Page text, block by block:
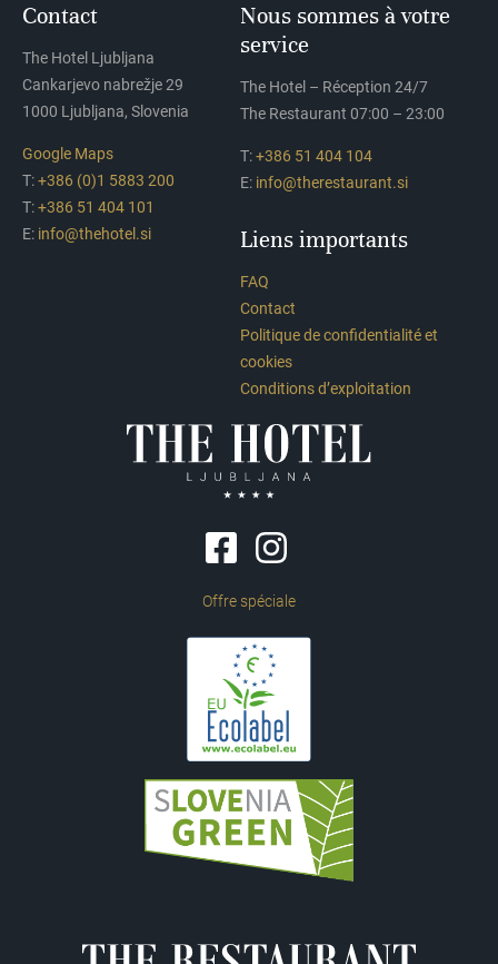
Contact
The Hotel Ljubljana
Cankarjevo nabrežje 29
1000 Ljubljana, Slovenia
Google Maps
T:+386 (0)1 5883 200
T:+386 51 404 101
E: info@thehotel.si
Nous sommes à votre
service
The Hotel – Réception 24/7
The Restaurant 07:00 – 23:00
T:+386 51 404 104
E: info@therestaurant.si
Liens importants
FAQ
Contact
Politique de confidentialité et
cookies
Conditions d’exploitation
Offre spéciale